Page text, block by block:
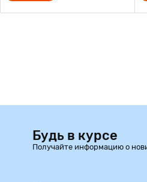
Будь в курсе
Получайте информацию о